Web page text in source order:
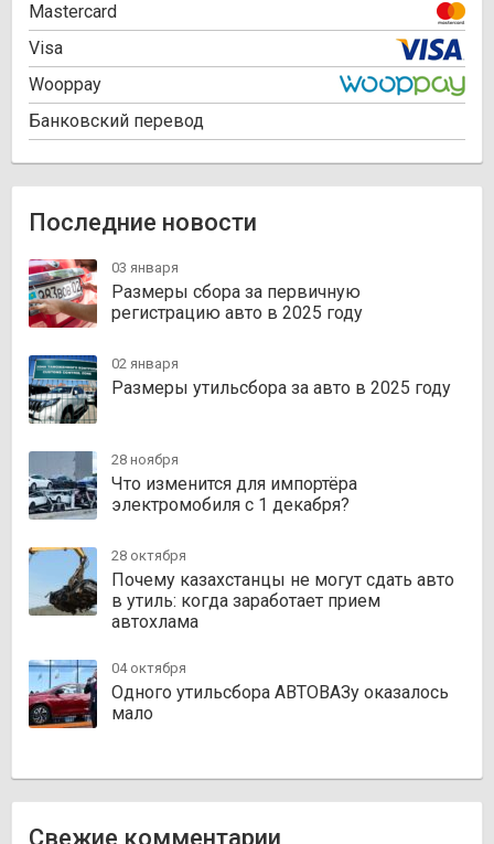
Mastercard
Visa
Wooppay
Банковский перевод
Последние новости
03 января
Размеры сбора за первичную
регистрацию авто в 2025 году
02 января
Размеры утильсбора за авто в 2025 году
28 ноября
Что изменится для импортёра
электромобиля с 1 декабря?
28 октября
Почему казахстанцы не могут сдать авто
в утиль: когда заработает прием
автохлама
04 октября
Одного утильсбора АВТОВАЗу оказалось
мало
Свежие комментарии